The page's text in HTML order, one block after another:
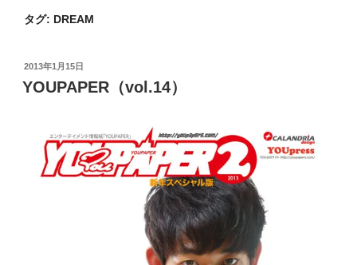
タグ: DREAM
投
稿
日:
2013年1月15日
YOUPAPER（vol.14）